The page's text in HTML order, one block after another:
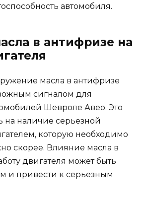
автомобиля.
в антифризе на
масла в антифризе
сигналом для
Шевроле Авео. Это
на наличие серьезной
которую необходимо
скорее. Влияние масла в
двигателя может быть
и привести к серьезным